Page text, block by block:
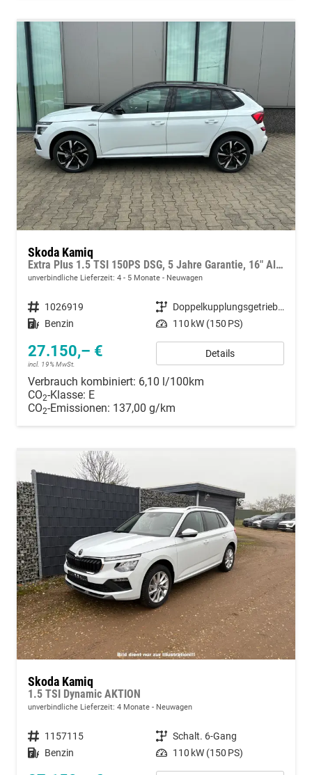
Skoda Kamiq
Extra Plus 1.5 TSI 150PS DSG, 5 Jahre Garantie, 16" Alu, Kessy, Alarm, Parksensoren vo/hi, Rückfahrkamera, Climatronic, Radio 8" + SmartLink, Sitzheizung, Tempomat, M-Lederlenkrad beheizt, Armlehne, NSW, SunSet, Virtual Cockpit
unverbindliche Lieferzeit: 4 - 5 Monate Neuwagen
Fahrzeugnummer 1026919 Getriebe
Doppelkupplungsgetriebe (DSG)
Kraftstoff Benzin Leistung 110 kW (150 PS)
27.150,– €
incl. 19% MwSt.
Details
Verbrauch kombiniert: 6,10 l/100km
CO2-Klasse: E
CO2-Emissionen: 137,00 g/km
Skoda Kamiq
1.5 TSI Dynamic AKTION
unverbindliche Lieferzeit: 4 Monate Neuwagen
Fahrzeugnummer 1157115 Getriebe Schalt. 6-Gang
Kraftstoff Benzin Leistung 110 kW (150 PS)